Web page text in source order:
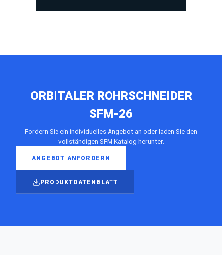
ORBITALER ROHRSCHNEIDER
SFM-26
Fordern Sie ein individuelles Angebot an oder laden Sie den
vollständigen SFM Katalog herunter.
ANGEBOT ANFORDERN
PRODUKTDATENBLATT